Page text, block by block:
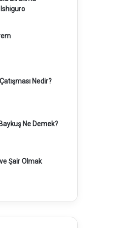
Nedir?
Ne Demek?
Şair Olmak